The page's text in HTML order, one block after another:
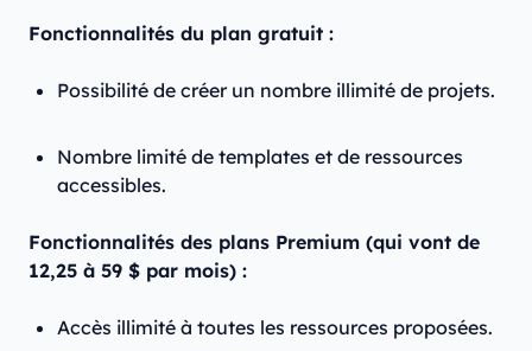
Fonctionnalités du plan gratuit :
Possibilité de créer un nombre illimité de projets.
Nombre limité de templates et de ressources
accessibles.
Fonctionnalités des plans Premium (qui vont de
12,25 à 59 $ par mois) :
Accès illimité à toutes les ressources proposées.